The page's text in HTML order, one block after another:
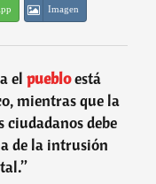
Imagen
el puebloestá
mientras que la
debe
de la intrusión
”